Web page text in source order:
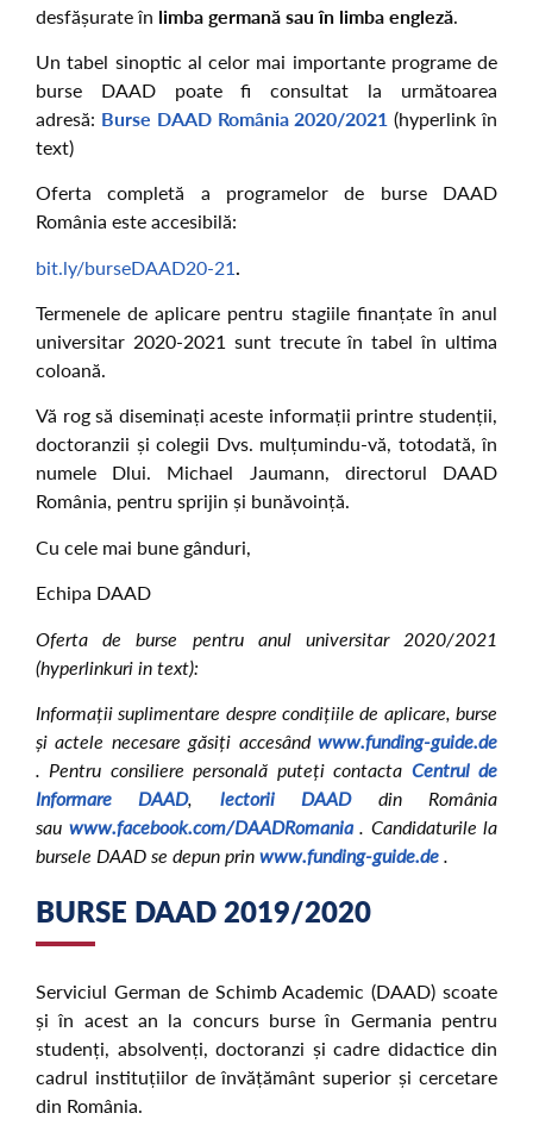
desfășurate în limba germană sau în limba engleză.
Un tabel sinoptic al celor mai importante programe de
burse DAAD poate fi consultat la următoarea
adresă: Burse DAAD România 2020/2021(hyperlink în
text)
Oferta completă a programelor de burse DAAD
România este accesibilă:
bit.ly/burseDAAD20-21.
Termenele de aplicare pentru stagiile finanțate în anul
universitar 2020-2021 sunt trecute în tabel în ultima
coloană.
Vă rog să diseminați aceste informații printre studenții,
doctoranzii și colegii Dvs. mulțumindu-vă, totodată, în
numele Dlui. Michael Jaumann, directorul DAAD
România, pentru sprijin și bunăvoință.
Cu cele mai bune gânduri,
Echipa DAAD
Oferta de burse pentru anul universitar 2020/2021
(hyperlinkuri in text):
Informații suplimentare despre condițiile de aplicare, burse
și actele necesare găsiți accesând www.funding-guide.de
. Pentru consiliere personală puteți contacta Centrul de
Informare DAAD, lectorii DAAD din România
sau www.facebook.com/DAADRomania. Candidaturile la
bursele DAAD se depun prinwww.funding-guide.de.
BURSE DAAD 2019/2020
Serviciul German de Schimb Academic (DAAD) scoate
și în acest an la concurs burse în Germania pentru
studenți, absolvenți, doctoranzi și cadre didactice din
cadrul instituțiilor de învățământ superior și cercetare
din România.